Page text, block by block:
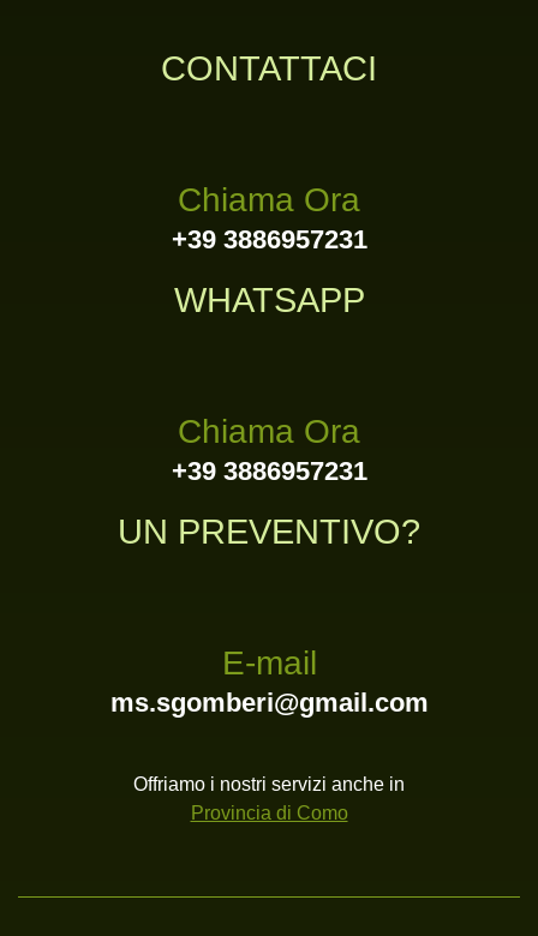
CONTATTACI
Chiama Ora
+39 3886957231
WHATSAPP
Chiama Ora
+39 3886957231
UN PREVENTIVO?
E-mail
ms.sgomberi@gmail.com
Offriamo i nostri servizi anche in
Provincia di Como